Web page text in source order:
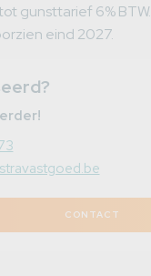
gunsttarief 6% BTW.
eind 2027.
CONTACT